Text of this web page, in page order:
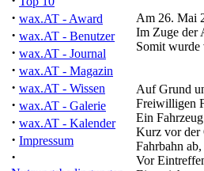
· wax.AT - Award
· wax.AT - Benutzer
· wax.AT - Journal
· wax.AT - Magazin
· wax.AT - Wissen
· wax.AT - Galerie
· wax.AT - Kalender
· Impressum
·
Am 26. Mai
Im Zuge der
Somit wurde
Auf Grund
Freiwilligen
Ein
Kurz vor der
Fahrbahn
Vor